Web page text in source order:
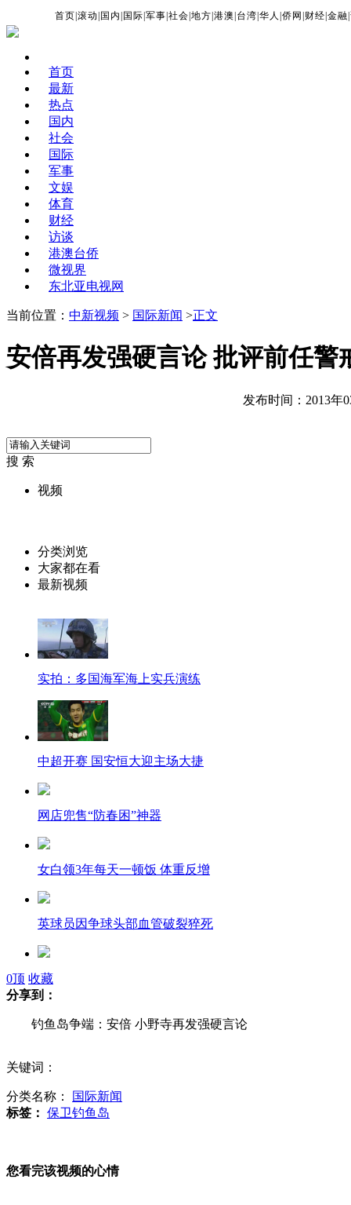
首页 |滚动 国内 国际 |军事 |社会 |地方 |港澳 台湾 |华人 |侨网 财经 |金融 |
首页
最新
热点
国内
社会
国际
军事
文娱
体育
财经
访谈
港澳台侨
微视界
东北亚电视网
当前位置： 中新视频 > 国际新闻 >正文
安倍再发强硬言论 批评前任警
发布时间：2013年
搜 索
视频
分类浏览
大家都在看
最新视频
实拍：多国海军海上实兵演练
中超开赛 国安恒大迎主场大捷
网店兜售“防春困”神器
女白领3年每天一顿饭 体重反增
英球员因争球头部血管破裂猝死
老师“三八节”写文章称赞老婆
男子掏10万元带女友去整形
嫦娥三号月球探测器发射器开始总装
0顶 收藏
分享到：
钓鱼岛争端：安倍 小野寺再发强硬言论
关键词：
分类名称：
国际新闻
标签： 保卫钓鱼岛
您看完该视频的心情